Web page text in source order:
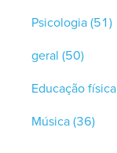
Psicologia(51)
geral (50)
Educação física
Música(36)